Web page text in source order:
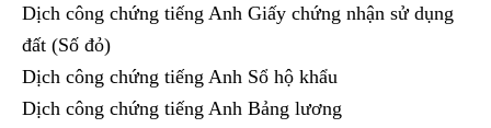
Dịch công chứng tiếng Anh Giấy chứng nhận sử dụng
đất (Số đỏ)
Dịch công chứng tiếng Anh Sổ hộ khẩu
Dịch công chứng tiếng Anh Bảng lương